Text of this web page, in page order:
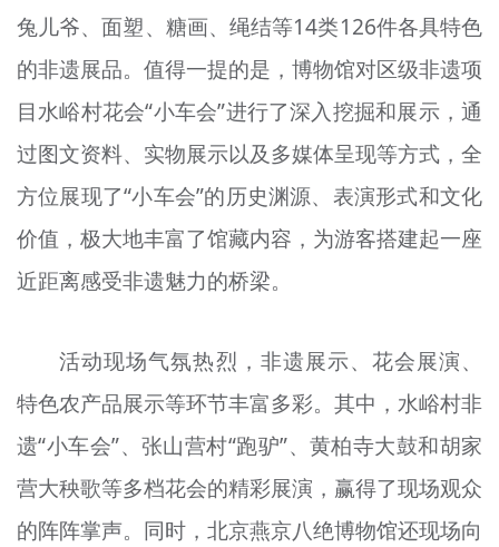
兔儿爷、面塑、糖画、绳结等14类126件各具特色
的非遗展品。值得一提的是，博物馆对区级非遗项
目水峪村花会“小车会”进行了深入挖掘和展示，通
过图文资料、实物展示以及多媒体呈现等方式，全
方位展现了“小车会”的历史渊源、表演形式和文化
价值，极大地丰富了馆藏内容，为游客搭建起一座
近距离感受非遗魅力的桥梁。
活动现场气氛热烈，非遗展示、花会展演、
特色农产品展示等环节丰富多彩。其中，水峪村非
遗“小车会”、张山营村“跑驴”、黄柏寺大鼓和胡家
营大秧歌等多档花会的精彩展演，赢得了现场观众
的阵阵掌声。同时，北京燕京八绝博物馆还现场向